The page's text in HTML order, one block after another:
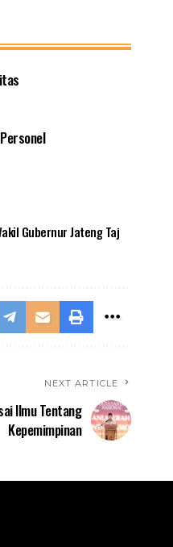
Gubernur Jateng Taj
NEXT ARTICLE
Ilmu Tentang
Kepemimpinan